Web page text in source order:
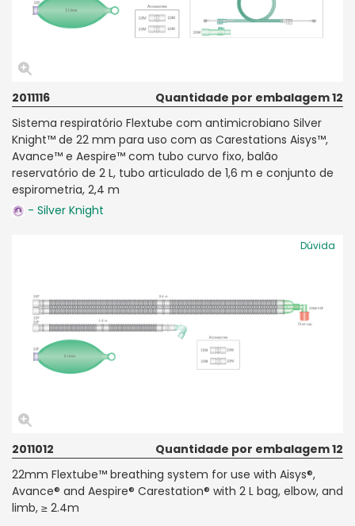
2011116
Quantidade por embalagem 12
Sistema respiratório Flextube com antimicrobiano Silver
Knight™ de 22 mm para uso com as Carestations Aisys™,
Avance™ e Aespire™ com tubo curvo fixo, balão
reservatório de 2 L, tubo articulado de 1,6 m e conjunto de
espirometria, 2,4 m
- Silver Knight
Dúvida
2011012
Quantidade por embalagem 12
22mm Flextube™ breathing system for use with Aisys®,
Avance® and Aespire® Carestation® with 2 L bag, elbow, and
limb, ≥ 2.4m